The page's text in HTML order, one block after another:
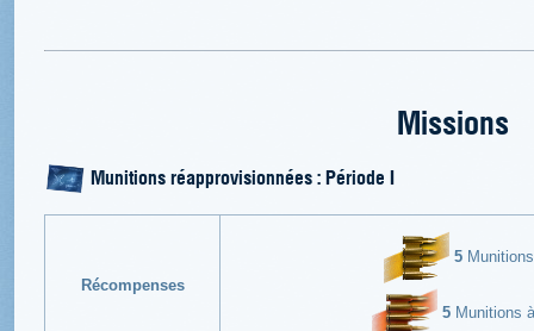
Missions
Munitions réapprovisionnées : Période I
Récompenses
5
5Munitions